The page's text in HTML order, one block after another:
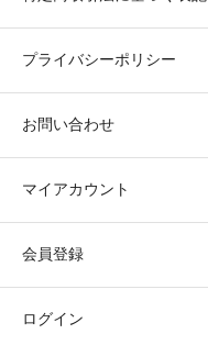
プライバシーポリシー
お問い合わせ
マイアカウント
会員登録
ログイン